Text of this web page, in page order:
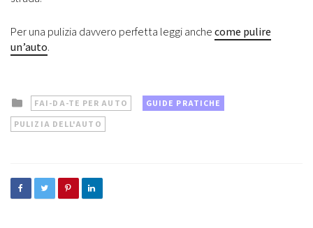
Per una pulizia davvero perfetta leggi anchecome pulire
un’auto.
Posted
in
FAI-DA-TE PER AUTO
GUIDE PRATICHE
PULIZIA DELL'AUTO